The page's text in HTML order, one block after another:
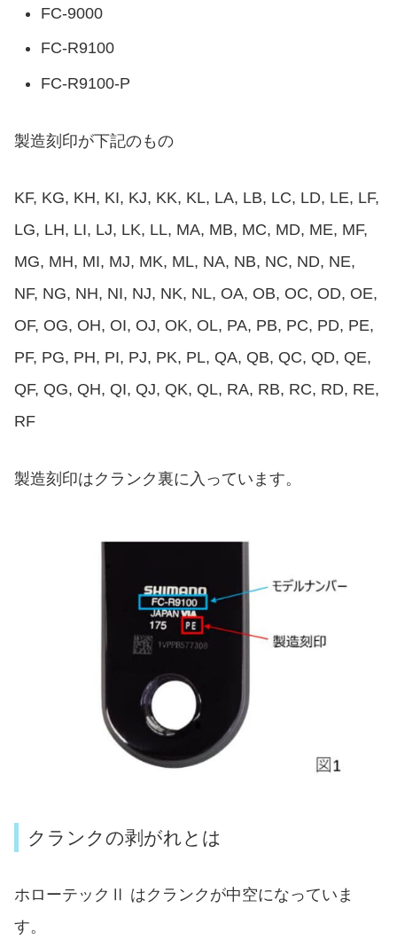
FC-9000
FC-R9100
FC-R9100-P
製造刻印が下記のもの
KF, KG, KH, KI, KJ, KK, KL, LA, LB, LC, LD, LE, LF,
LG, LH, LI, LJ, LK, LL, MA, MB, MC, MD, ME, MF,
MG, MH, MI, MJ, MK, ML, NA, NB, NC, ND, NE,
NF, NG, NH, NI, NJ, NK, NL, OA, OB, OC, OD, OE,
OF, OG, OH, OI, OJ, OK, OL, PA, PB, PC, PD, PE,
PF, PG, PH, PI, PJ, PK, PL, QA, QB, QC, QD, QE,
QF, QG, QH, QI, QJ, QK, QL, RA, RB, RC, RD, RE,
RF
製造刻印はクランク裏に入っています。
クランクの剥がれとは
ホローテックⅡ はクランクが中空になっていま
す。